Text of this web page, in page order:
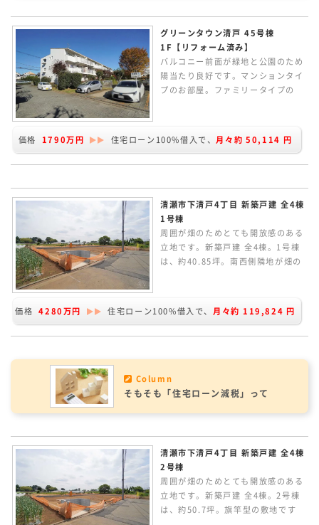
グリーンタウン清戸 45号棟
1F【リフォーム済み】
バルコニー前面が緑地と公園のため
陽当たり良好です。マンションタイ
プのお部屋。ファミリータイプの
や敷地内に緑が多くとても自然を感
じられる住環境。整った街並みが広
価格 1790万円 住宅ローン100%借入で、 月々約 50,114 円
清瀬市下清戸4丁目 新築戸建 全4棟
1号棟
周囲が畑のためとても開放感のある
立地です。新築戸建 全4棟。1号棟
は、約40.85坪。南西側隣地が畑の
積100.44㎡。2Fに4居室ある4LDK
の間取り。LDKは広々20.0帖ありま
価格 4280万円 住宅ローン100%借入で、 月々約 119,824 円
Column
そもそも「住宅ローン減税」って
清瀬市下清戸4丁目 新築戸建 全4棟
2号棟
周囲が畑のためとても開放感のある
立地です。新築戸建 全4棟。2号棟
は、約50.7坪。旗竿型の敷地です